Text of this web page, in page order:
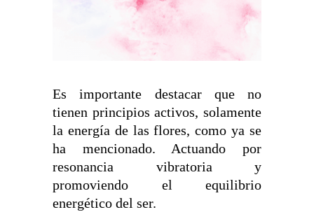
Es importante destacar que no
tienen principios activos, solamente
la energía de las flores, como ya se
ha mencionado. Actuando por
resonancia vibratoria y
promoviendo el equilibrio
energético del ser.